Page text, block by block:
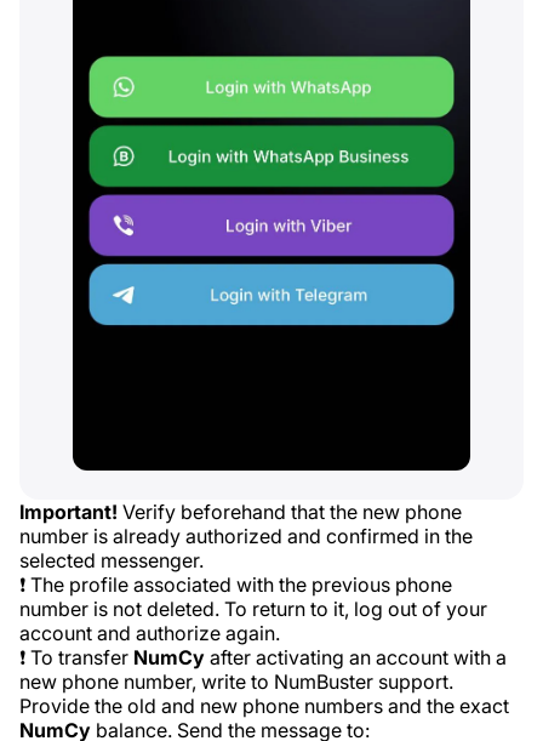
Important! Verify beforehand that the new phone
number is already authorized and confirmed in the
selected messenger.
❗ The profile associated with the previous phone
number is not deleted. To return to it, log out of your
account and authorize again.
❗ To transfer NumCy after activating an account with a
new phone number, write to NumBuster support.
Provide the old and new phone numbers and the exact
NumCy balance. Send the message to: